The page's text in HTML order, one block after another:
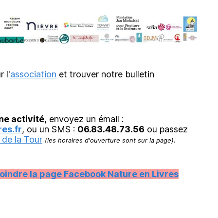
l'association et trouver notre bulletin
activité, envoyez un émail :
, ou un SMS : 06.83.48.73.56 ou passez
la Tour (les horaires d'ouverture sont sur la page).
la page Facebook Nature en Livres